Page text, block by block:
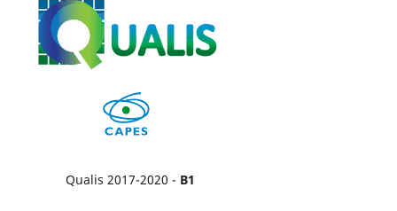
Qualis 2017-2020 - B1